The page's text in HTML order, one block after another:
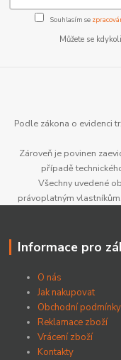
Souhlasím se
Můžete se
Podle zákona o evidenci
Zároveň je povinen
případě
Všechny uvedené
právoplatným
Informace pro
O nás
Jak nakupovat
Obchodní podmínky
Reklamace zboží
Vrácení zboží
Kontakty